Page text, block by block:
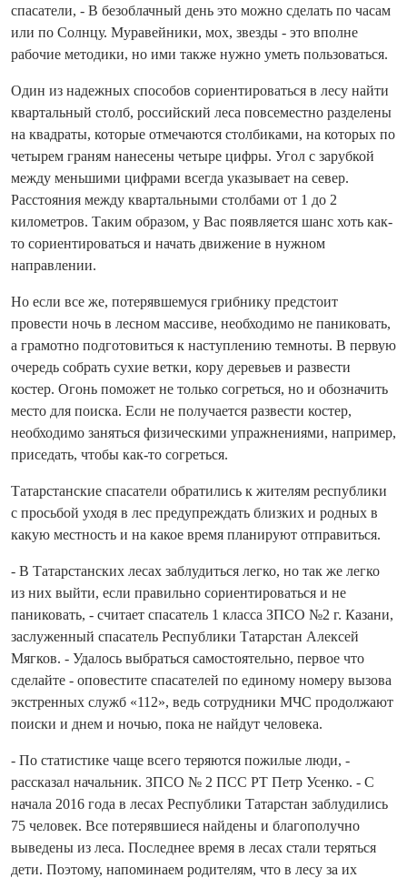
спасатели, - В безоблачный день это можно сделать по часам
или по Солнцу. Муравейники, мох, звезды - это вполне
рабочие методики, но ими также нужно уметь пользоваться.
Один из надежных способов сориентироваться в лесу найти
квартальный столб, российский леса повсеместно разделены
на квадраты, которые отмечаются столбиками, на которых по
четырем граням нанесены четыре цифры. Угол с зарубкой
между меньшими цифрами всегда указывает на север.
Расстояния между квартальными столбами от 1 до 2
километров. Таким образом, у Вас появляется шанс хоть как-
то сориентироваться и начать движение в нужном
направлении.
Но если все же, потерявшемуся грибнику предстоит
провести ночь в лесном массиве, необходимо не паниковать,
а грамотно подготовиться к наступлению темноты. В первую
очередь собрать сухие ветки, кору деревьев и развести
костер. Огонь поможет не только согреться, но и обозначить
место для поиска. Если не получается развести костер,
необходимо заняться физическими упражнениями, например,
приседать, чтобы как-то согреться.
Татарстанские спасатели обратились к жителям республики
с просьбой уходя в лес предупреждать близких и родных в
какую местность и на какое время планируют отправиться.
- В Татарстанских лесах заблудиться легко, но так же легко
из них выйти, если правильно сориентироваться и не
паниковать, - считает спасатель 1 класса ЗПСО №2 г. Казани,
заслуженный спасатель Республики Татарстан Алексей
Мягков. - Удалось выбраться самостоятельно, первое что
сделайте - оповестите спасателей по единому номеру вызова
экстренных служб «112», ведь сотрудники МЧС продолжают
поиски и днем и ночью, пока не найдут человека.
- По статистике чаще всего теряются пожилые люди, -
рассказал начальник. ЗПСО № 2 ПСС РТ Петр Усенко. - С
начала 2016 года в лесах Республики Татарстан заблудились
75 человек. Все потерявшиеся найдены и благополучно
выведены из леса. Последнее время в лесах стали теряться
дети. Поэтому, напоминаем родителям, что в лесу за их